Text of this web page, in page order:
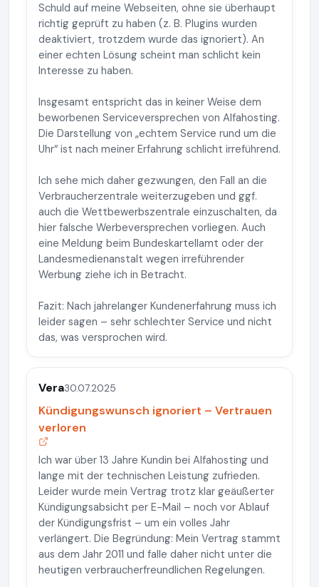
Schuld auf meine Webseiten, ohne sie überhaupt
richtig geprüft zu haben (z. B. Plugins wurden
deaktiviert, trotzdem wurde das ignoriert). An
einer echten Lösung scheint man schlicht kein
Interesse zu haben.
Insgesamt entspricht das in keiner Weise dem
beworbenen Serviceversprechen von Alfahosting.
Die Darstellung von „echtem Service rund um die
Uhr“ ist nach meiner Erfahrung schlicht irreführend.
Ich sehe mich daher gezwungen, den Fall an die
Verbraucherzentrale weiterzugeben und ggf.
auch die Wettbewerbszentrale einzuschalten, da
hier falsche Werbeversprechen vorliegen. Auch
eine Meldung beim Bundeskartellamt oder der
Landesmedienanstalt wegen irreführender
Werbung ziehe ich in Betracht.
Fazit: Nach jahrelanger Kundenerfahrung muss ich
leider sagen – sehr schlechter Service und nicht
das, was versprochen wird.
Vera30.07.2025
Kündigungswunsch ignoriert – Vertrauen
verloren
Ich war über 13 Jahre Kundin bei Alfahosting und
lange mit der technischen Leistung zufrieden.
Leider wurde mein Vertrag trotz klar geäußerter
Kündigungsabsicht per E-Mail – noch vor Ablauf
der Kündigungsfrist – um ein volles Jahr
verlängert. Die Begründung: Mein Vertrag stammt
aus dem Jahr 2011 und falle daher nicht unter die
heutigen verbraucherfreundlichen Regelungen.